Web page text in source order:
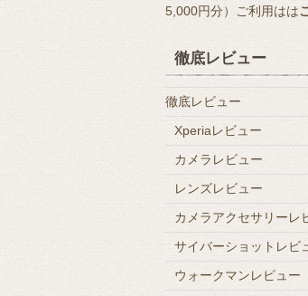
5,000円分）ご利用はは
徹底レビュー
徹底レビュー
Xperiaレビュー
カメラレビュー
レンズレビュー
カメラアクセサリーレ
サイバーショットレビ
ウォークマンレビュー